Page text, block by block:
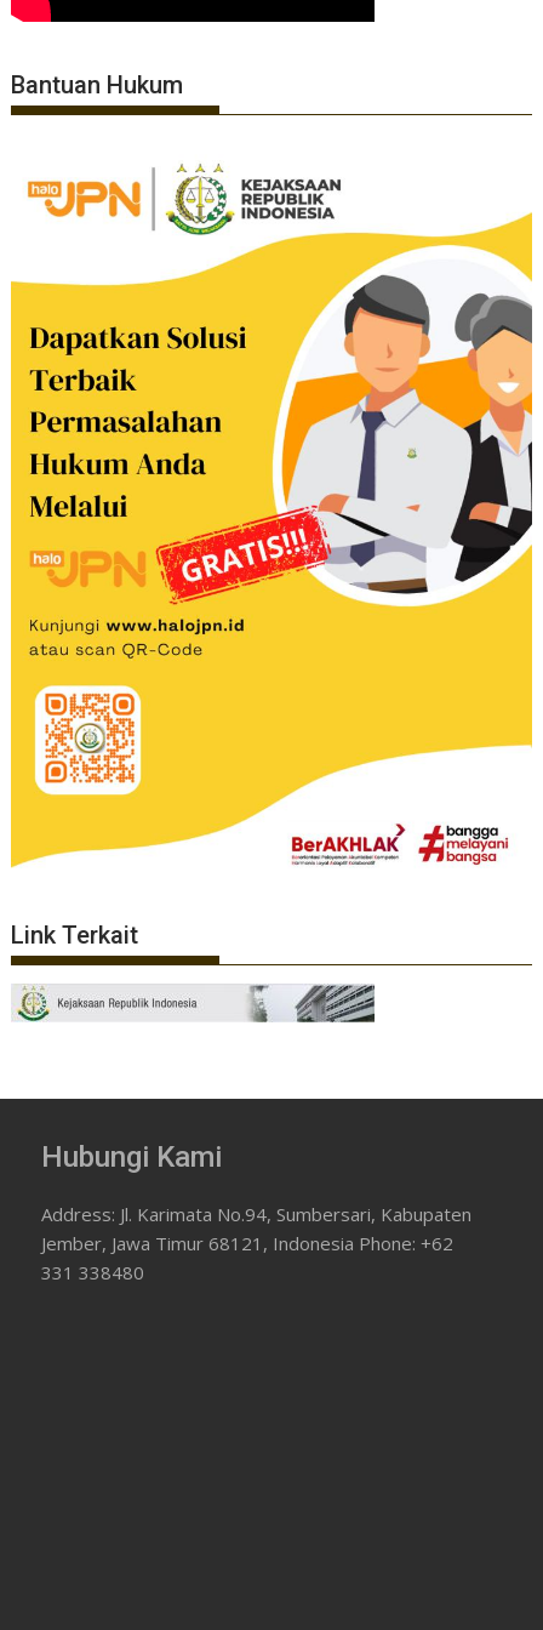
Bantuan Hukum
Link Terkait
Hubungi Kami
Address: Jl. Karimata No.94, Sumbersari, Kabupaten
Jember, Jawa Timur 68121, Indonesia Phone: +62
331 338480